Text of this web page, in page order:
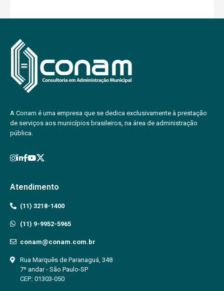
A Conam é uma empresa que se dedica exclusivamente à prestação
de serviços aos municípios brasileiros, na área de administração
pública.
Atendimento
(11) 3218-1400
(11) 9-9952-5965
conam@conam.com.br
Rua Marquês de Paranaguá, 348
7º andar - São Paulo-SP
CEP.: 01303-050